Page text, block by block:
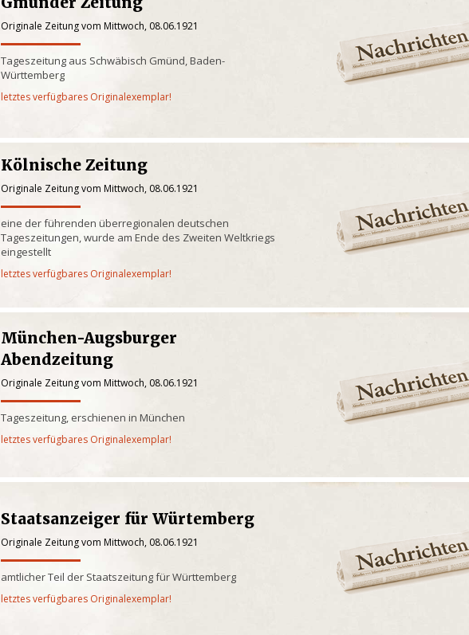
Originale Zeitung vom Mittwoch, 08.06.1921
Tageszeitung aus Schwäbisch Gmünd, Baden-
Württemberg
letztes verfügbares Originalexemplar!
Kölnische Zeitung
Originale Zeitung vom Mittwoch, 08.06.1921
eine der führenden überregionalen deutschen
Tageszeitungen, wurde am Ende des Zweiten Weltkriegs
eingestellt
letztes verfügbares Originalexemplar!
München-Augsburger
Abendzeitung
Originale Zeitung vom Mittwoch, 08.06.1921
Tageszeitung, erschienen in München
letztes verfügbares Originalexemplar!
Staatsanzeiger für Würtemberg
Originale Zeitung vom Mittwoch, 08.06.1921
amtlicher Teil der Staatszeitung für Württemberg
letztes verfügbares Originalexemplar!